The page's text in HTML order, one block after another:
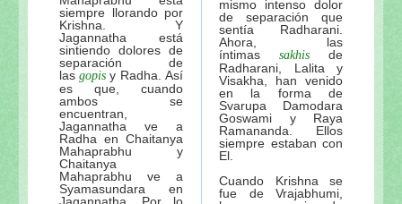
siempre llorando por
Krishna. Y
Jagannatha está
sintiendo dolores de
separación de
las gopis y Radha. Así
es que, cuando
ambos se
encuentran,
Jagannatha ve a
Radha en Chaitanya
Mahaprabhu y
Chaitanya
Mahaprabhu ve a
Syamasundara en
Jagannatha. Por lo
mismo intenso dolor
de separación que
sentía Radharani.
Ahora, las
íntimas sakhis de
Radharani, Lalita y
Visakha, han venido
en la forma de
Svarupa Damodara
Goswami y Raya
Ramananda. Ellos
siempre estaban con
El.
Cuando Krishna se
fue de Vrajabhumi,